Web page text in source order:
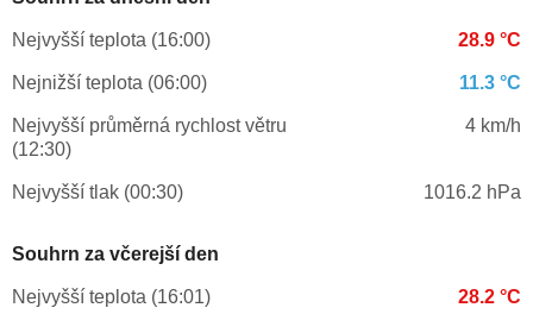
Nejvyšší teplota (16:00) 28.9 °C
Nejnižší teplota (06:00) 11.3 °C
Nejvyšší průměrná rychlost větru
(12:30)
4 km/h
Nejvyšší tlak (00:30) 1016.2 hPa
Souhrn za včerejší den
Nejvyšší teplota (16:01) 28.2 °C